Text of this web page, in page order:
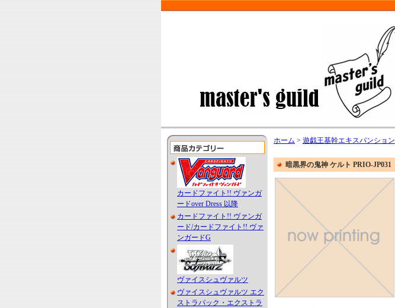
カードファイト!! ヴァンガ
ードover Dress 以降
カードファイト!! ヴァンガ
ード/カードファイト!! ヴァ
ンガードG
ヴァイスシュヴァルツ
ヴァイスシュヴァルツ エク
ストラパック・エクストラ
ホーム > 遊戯王基幹エキスパンション
暗黒界の鬼神 ケルト PRIO-JP031